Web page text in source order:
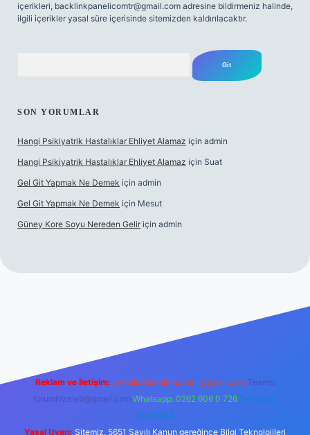
içerikleri, backlinkpanelicomtr@gmail.com adresine bildirmeniz halinde,
ilgili içerikler yasal süre içerisinde sitemizden kaldırılacaktır.
SON YORUMLAR
Hangi Psikiyatrik Hastalıklar Ehliyet Alamaz için admin
Hangi Psikiyatrik Hastalıklar Ehliyet Alamaz için Suat
Gel Git Yapmak Ne Demek için admin
Gel Git Yapmak Ne Demek için Mesut
Güney Kore Soyu Nereden Gelir için admin
Reklam ve İletişim: E-mail: backlinkpaneli@gmail.com Teams:
forumhizmeti@gmail.com Whatsapp: 0262 606 0 726 Telegram:
@karabul
Yasal Uyarı: Sitemiz, 5651 Sayılı Kanun gereğince Bilgi Teknolojileri